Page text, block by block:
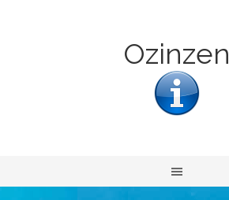
Ozinzen